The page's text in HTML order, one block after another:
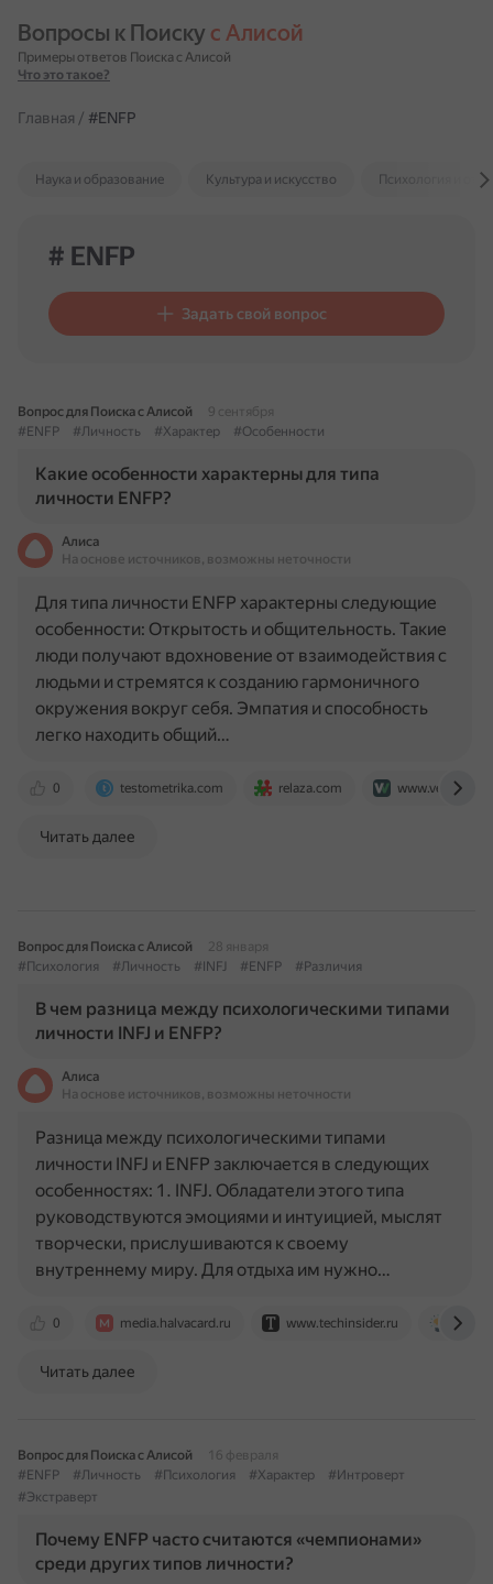
Вопросы к Поиску с Алисой
Примеры ответов Поиска с Алисой
Что это такое?
Главная / #ENFP
Наука и образование Культура и искусство Психология и
# ENFP
Задать свой вопрос
Вопрос для Поиска с Алисой
9 сентября
#ENFP
#Личность #Характер #Особенности
Какие особенности характерны для типа
личности ENFP?
Алиса
На основе источников, возможны неточности
0 testometrika.com relaza.com
Для типа личности ENFP характерны следующие
особенности: Открытость и общительность. Такие
люди получают вдохновение от взаимодействия с
людьми и стремятся к созданию гармоничного
окружения вокруг себя. Эмпатия и способность
легко находить общий…
Читать далее
Вопрос для Поиска с Алисой
28 января
#Психология
#Личность #INFJ #ENFP #Различия
В чем разница между психологическими типами
личности INFJ и ENFP?
Алиса
На основе источников, возможны неточности
0 media.halvacard.ru www.techinsider.ru
Разница между психологическими типами
личности INFJ и ENFP заключается в следующих
особенностях: 1. INFJ. Обладатели этого типа
руководствуются эмоциями и интуицией, мыслят
творчески, прислушиваются к своему
внутреннему миру. Для отдыха им нужно…
Читать далее
Вопрос для Поиска с Алисой
16 февраля
#ENFP
#Личность #Психология #Характер
#Интроверт
#Экстраверт
Почему ENFP часто считаются «чемпионами»
среди других типов личности?